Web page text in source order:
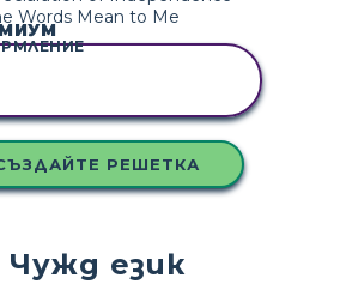
РЕШЕТКА
Чужд език